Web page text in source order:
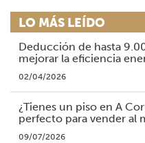
LO MÁS LEÍDO
Deducción de hasta
mejorar la eficiencia
02/04/2026
¿Tienes un piso en A
perfecto para vender al
09/07/2026